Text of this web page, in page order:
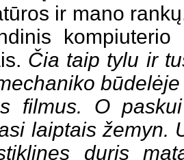
ir mano
Čia taip tylu ir
filmus. O
laiptais žemyn.
duris